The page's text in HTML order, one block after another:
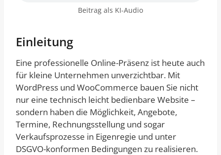
Beitrag als KI-Audio
Einleitung
Eine professionelle Online-Präsenz ist heute auch
für kleine Unternehmen unverzichtbar. Mit
WordPress und WooCommerce bauen Sie nicht
nur eine technisch leicht bedienbare Website –
sondern haben die Möglichkeit, Angebote,
Termine, Rechnungsstellung und sogar
Verkaufsprozesse in Eigenregie und unter
DSGVO-konformen Bedingungen zu realisieren.